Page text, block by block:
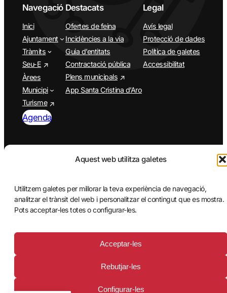
Aquest web utilitza galetes
Utilitzem galetes per millorar la teva experiència de navegació,
analitzar el trànsit del web i personalitzar el contingut que es mostra.
Pots acceptar-les totes o configurar-les.
Acceptar-les
Rebutjar-les
Configurar-les
Navegació
Inici
Ajuntament
Tràmits
Seu-E
Àrees
Municipi
Turisme
Agenda
Destacats
Ofertes de feina
Incidències a la via
Guia d’entitats
Contractació pública
Plens municipals
App Santa Cristina d’Aro
Legal
Avís legal
Protecció de dades
Política de galetes
Accessibilitat